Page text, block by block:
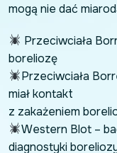
mogą nie dać
Przeciwciała
boreliozę
Przeciwciała
miał kontakt
z zakażeniem
Western Blot –
diagnostyki